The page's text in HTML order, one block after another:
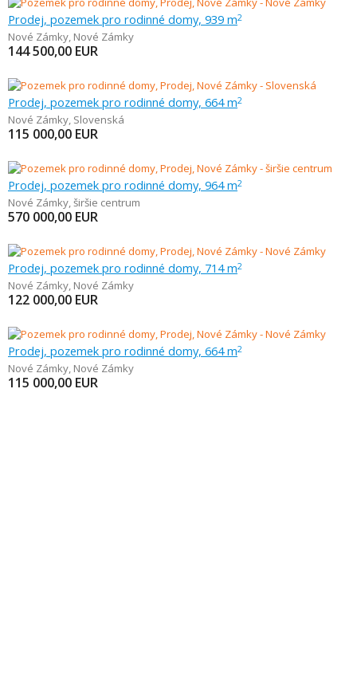
Prodej, pozemek pro rodinné domy, 939 m2
Nové Zámky, Nové Zámky
144 500,00 EUR
Prodej, pozemek pro rodinné domy, 664 m2
Nové Zámky, Slovenská
115 000,00 EUR
Prodej, pozemek pro rodinné domy, 964 m2
Nové Zámky,širšie centrum
570 000,00 EUR
Prodej, pozemek pro rodinné domy, 714 m2
Nové Zámky, Nové Zámky
122 000,00 EUR
Prodej, pozemek pro rodinné domy, 664 m2
Nové Zámky, Nové Zámky
115 000,00 EUR